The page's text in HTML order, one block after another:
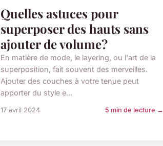
Quelles astuces pour
superposer des hauts sans
ajouter de volume?
En matière de mode, le layering, ou l'art de la
superposition, fait souvent des merveilles.
Ajouter des couches à votre tenue peut
apporter du style e...
17 avril 2024 5 min de lecture →